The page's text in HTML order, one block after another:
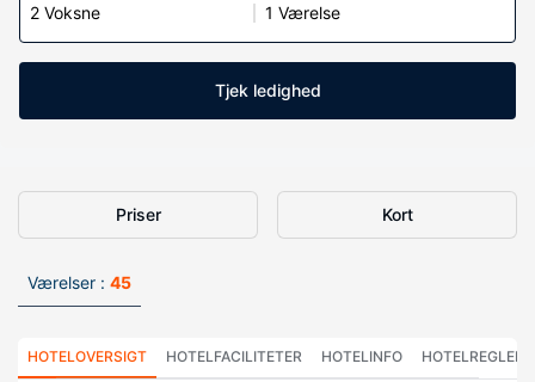
2 Voksne 1 Værelse
Tjek ledighed
Priser Kort
Værelser : 45
HOTELOVERSIGT HOTELFACILITETER HOTELINFO HOTELREGLER